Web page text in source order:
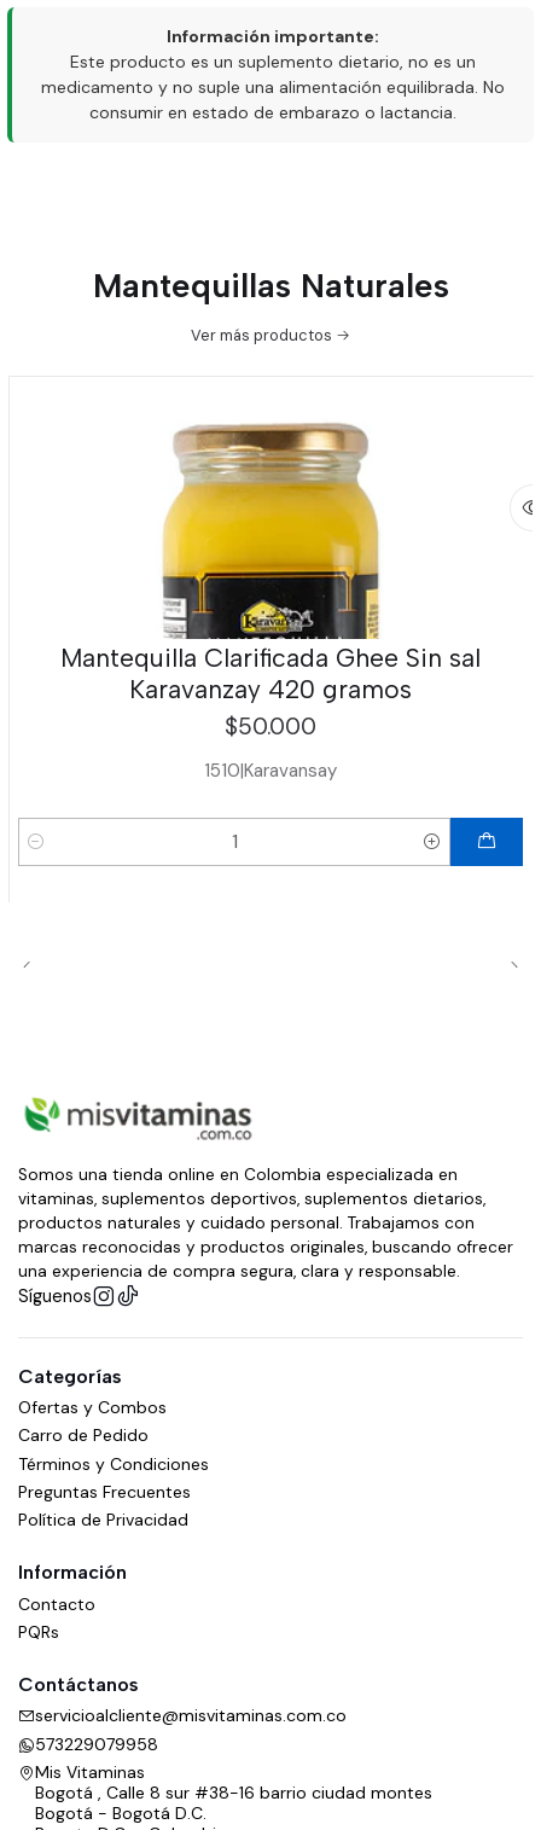
Información importante:
Este producto es un suplemento dietario, no es un
medicamento y no suple una alimentación equilibrada. No
consumir en estado de embarazo o lactancia.
Mantequillas Naturales
Ver más productos
Mantequilla Clarificada Ghee Sin sal
Karavanzay 420 gramos
$50.000
1510|Karavansay
Cantidad
Somos una tienda online en Colombia especializada en
vitaminas, suplementos deportivos, suplementos dietarios,
productos naturales y cuidado personal. Trabajamos con
marcas reconocidas y productos originales, buscando ofrecer
una experiencia de compra segura, clara y responsable.
Síguenos
Categorías
Ofertas y Combos
Carro de Pedido
Términos y Condiciones
Preguntas Frecuentes
Política de Privacidad
Información
Contacto
PQRs
Contáctanos
servicioalcliente@misvitaminas.com.co
573229079958
Mis Vitaminas
Bogotá , Calle 8 sur #38-16 barrio ciudad montes
Bogotá - Bogotá D.C.